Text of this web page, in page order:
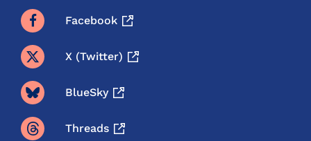
Facebook
X (twitter)
BlueSky
Threads